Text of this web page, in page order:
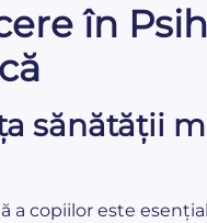
în
sănătății
a copiilor este